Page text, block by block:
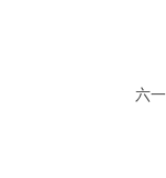
六